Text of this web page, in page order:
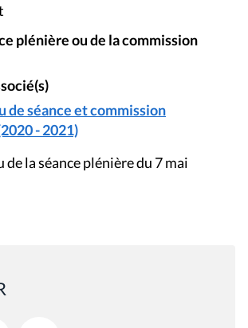
plénière ou de la commission
de séance et commission
- 2021)
la séance plénière du 7 mai